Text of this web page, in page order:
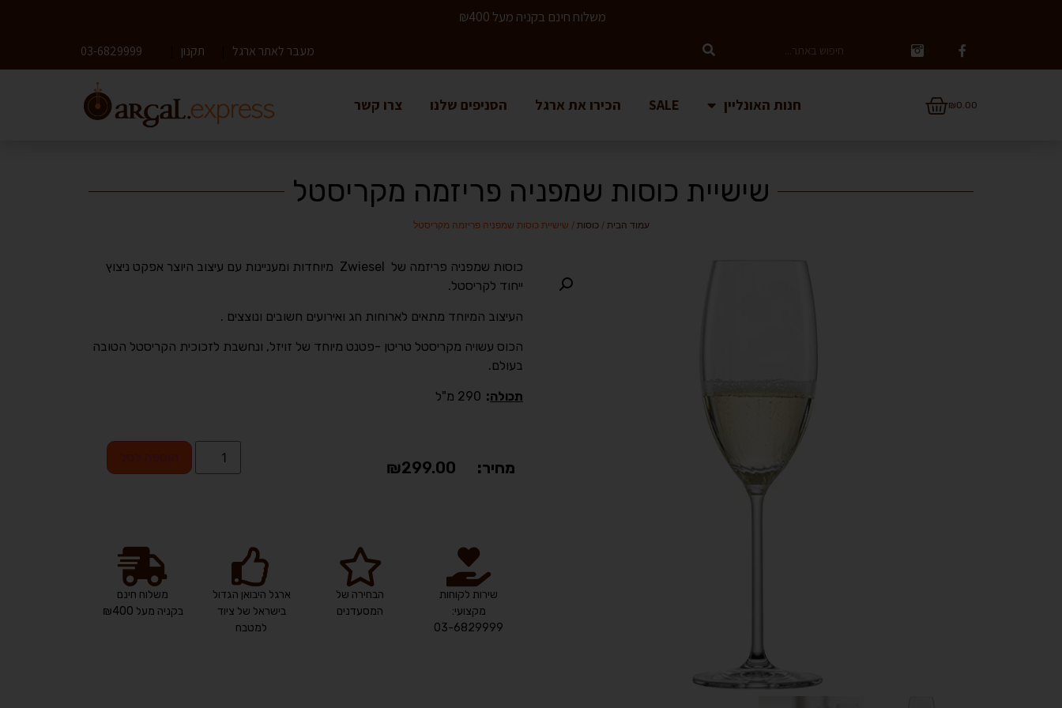
משלוח חינם בקניה מעל ₪400
מעבר לאתר ארגל תקנון 03-6829999
₪0.00 חנות האונליין SALE הכירו את ארגל הסניפים שלנו צרו קשר
שישיית כוסות שמפניה פריזמה מקריסטל
עמוד הבית /כוסות / שישיית כוסות שמפניה פריזמה מקריסטל
כוסות שמפניה פריזמה של Zwiesel מיוחדות ומעניינות עם עיצוב היוצר אפקט ניצוץ
ייחוד לקריסטל.
העיצוב המיוחד מתאים לארוחות חג ואירועים חשובים ונוצצים .
הכוס עשויה מקריסטל טריטן -פטנט מיוחד של זויזל, ונחשבת לזכוכית הקריסטל הטובה
בעולם.
תכולה: 290 מ"ל
מחיר: ₪299.00
שירות לקוחות
מקצועי:
03-6829999
הבחירה של
המסעדנים
ארגל היבואן הגדול
בישראל של ציוד
למטבח
משלוח חינם
בקניה מעל ₪400